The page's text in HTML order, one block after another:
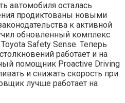
автомобиля осталась
продиктованы новыми
к активной
обновленный комплекс
Safety Sense. Теперь
работает и на
помощник Proactive Driving
и снижать скорость при
лучше работает на